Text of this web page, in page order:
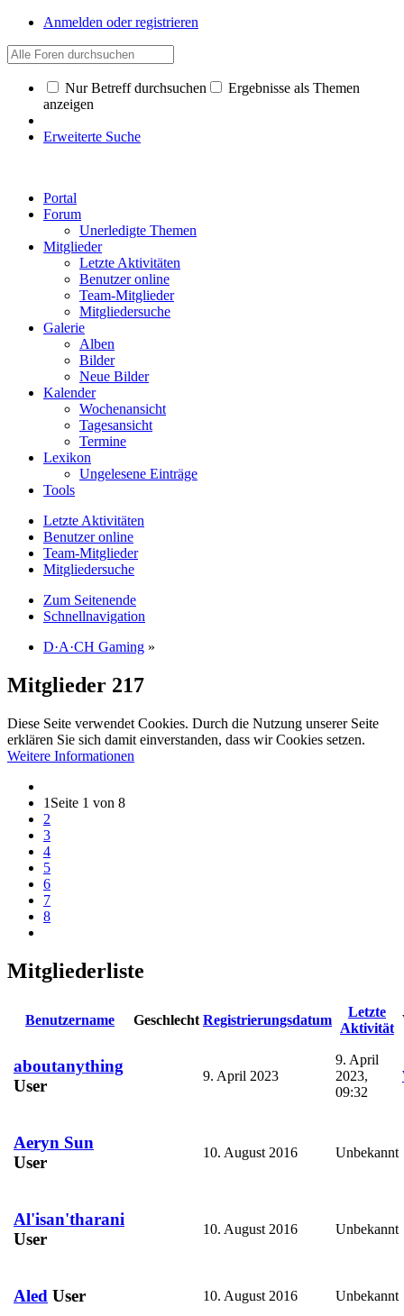
Anmelden oder registrieren
Nur Betreff durchsuchen
Ergebnisse als Themen
anzeigen
Erweiterte Suche
Portal
Forum
Unerledigte Themen
Mitglieder
Letzte Aktivitäten
Benutzer online
Team-Mitglieder
Mitgliedersuche
Galerie
Alben
Bilder
Neue Bilder
Kalender
Wochenansicht
Tagesansicht
Termine
Lexikon
Ungelesene Einträge
Tools
Letzte Aktivitäten
Benutzer online
Team-Mitglieder
Mitgliedersuche
Zum Seitenende
Schnellnavigation
D·A·CH Gaming »
Mitglieder 217
Diese Seite verwendet Cookies. Durch die Nutzung unserer Seite
erklären Sie sich damit einverstanden, dass wir Cookies setzen.
Weitere Informationen
1 Seite 1 von 8
2
3
4
5
6
7
8
Mitgliederliste
Benutzername Geschlecht Registrierungsdatum
Letzte
Aktivität
aboutanything
User
9. April 2023
9. April
2023,
09:32
Aeryn Sun
User
10. August 2016 Unbekannt
Al'isan'tharani
User
10. August 2016 Unbekannt
Aled User 10. August 2016 Unbekannt